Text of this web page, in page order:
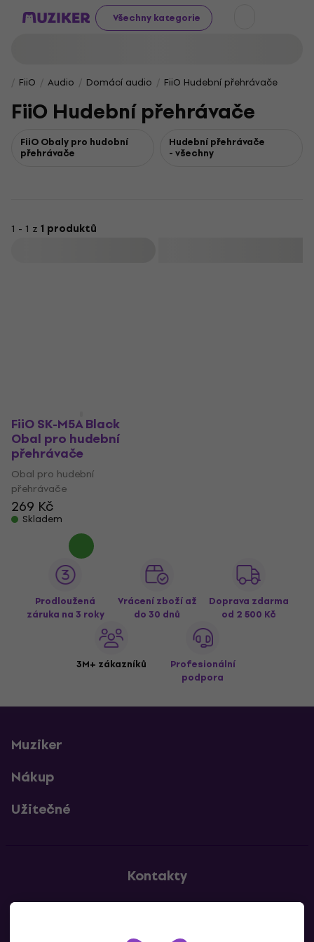
Všechny kategorie
FiiO Audio Domácí audio FiiO Hudební přehrávače
FiiO Hudební přehrávače
FiiO Obaly pro hudobní
přehrávače
Hudební přehrávače
- všechny
1 - 1 z 1 produktů
FiiO SK-M5A Black
Obal pro hudební
přehrávače
Obal pro hudební
přehrávače
269 Kč
Skladem
Prodloužená
záruka na 3 roky
Vrácení zboží až
do 30 dnů
Doprava zdarma
od 2 500 Kč
3M+ zákazníků
Profesionální
podpora
Muziker
Nákup
Užitečné
Kontakty